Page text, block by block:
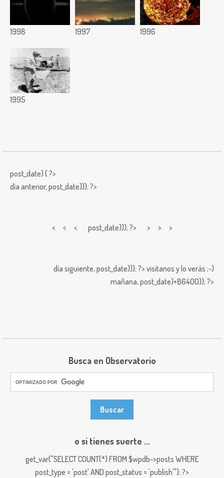
1998 1997 1996
1995
post_date) { ?>
día anterior,post_date))); ?>
< < < post_date))); ?> > > >
día siguiente,post_date))); ?> visitanos y lo verás ;-)
mañana,post_date)+86400)); ?>
Busca en Observatorio
o si tienes suerte ...
get_var("SELECT COUNT(*) FROM $wpdb->posts WHERE
post_type = 'post' AND post_status = 'publish'"); ?>